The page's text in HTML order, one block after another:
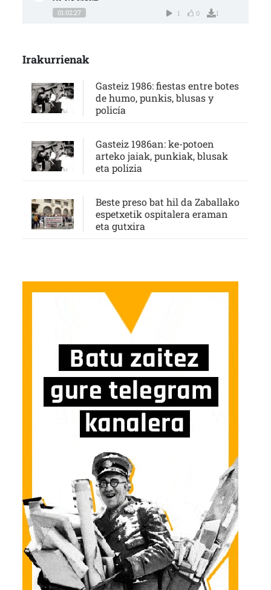
01:02:27 1 0 1
Irakurrienak
Gasteiz 1986: fiestas entre botes
de humo, punkis, blusas y
policía
Gasteiz 1986an: ke-potoen
arteko jaiak, punkiak, blusak
eta polizia
Beste preso bat hil da Zaballako
espetxetik ospitalera eraman
eta gutxira